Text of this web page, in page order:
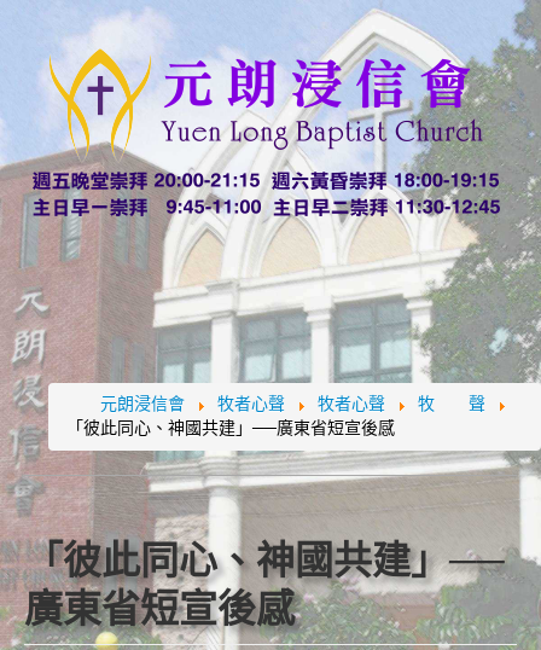
元朗浸信會 牧者心聲 牧者心聲
牧 聲
「彼此同心、神國共建」──廣東省短宣後感
「彼此同心、神國共建」──
廣東省短宣後感